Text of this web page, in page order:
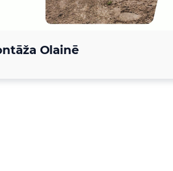
Olainē